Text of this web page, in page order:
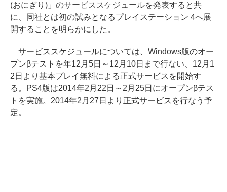
(おにぎり)」のサービススケジュールを発表すると共
に、同社とは初の試みとなるプレイステーション 4へ展
開することを明らかにした。
サービススケジュールについては、Windows版のオー
プンβテストを年12月5日～12月10日まで行ない、12月1
2日より基本プレイ無料による正式サービスを開始す
る。PS4版は2014年2月22日～2月25日にオープンβテス
トを実施。2014年2月27日より正式サービスを行なう予
定。